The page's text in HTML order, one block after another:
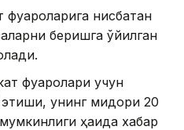
нисбатан
беришга қўйилган
фуқаролари учун
унинг миқдори 20
ҳақида хабар